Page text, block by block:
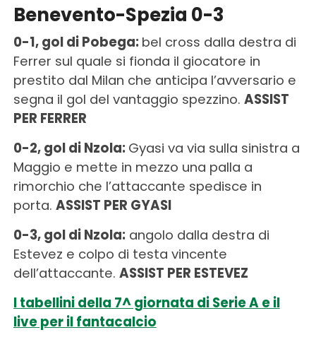
Benevento-Spezia 0-3
0-1, gol di Pobega: bel cross dalla destra di
Ferrer sul quale si fionda il giocatore in
prestito dal Milan che anticipa l’avversario e
segna il gol del vantaggio spezzino. ASSIST
PER FERRER
0-2, gol di Nzola: Gyasi va via sulla sinistra a
Maggio e mette in mezzo una palla a
rimorchio che l’attaccante spedisce in
porta. ASSIST PER GYASI
0-3, gol di Nzola:angolo dalla destra di
Estevez e colpo di testa vincente
dell’attaccante. ASSIST PER ESTEVEZ
I tabellini della 7^ giornata di Serie A e il
live per il fantacalcio